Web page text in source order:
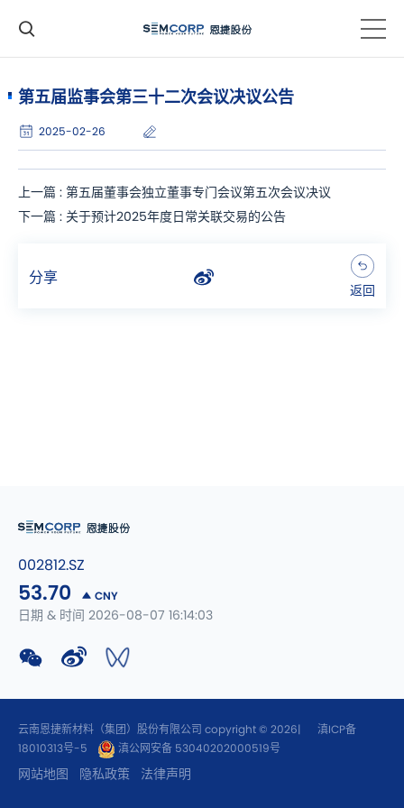
第五届监事会第三十二次会议决议公告
2025-02-26
上一篇 : 第五届董事会独立董事专门会议第五次会议决议
下一篇 : 关于预计2025年度日常关联交易的公告
分享
返回
002812.SZ
53.70 CNY
日期 & 时间 2026-08-07 16:14:03
云南恩捷新材料（集团）股份有限公司 copyright © 2026|
滇ICP备
18010313号-5
滇公网安备 53040202000519号
网站地图 隐私政策 法律声明